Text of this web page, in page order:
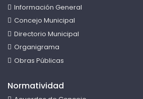
Información General
Concejo Municipal
Directorio Municipal
Organigrama
Obras Públicas
Normatividad